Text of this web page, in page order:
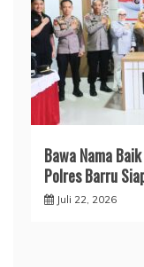
​Bawa Nama
Polres Barru
Juli 22, 2026